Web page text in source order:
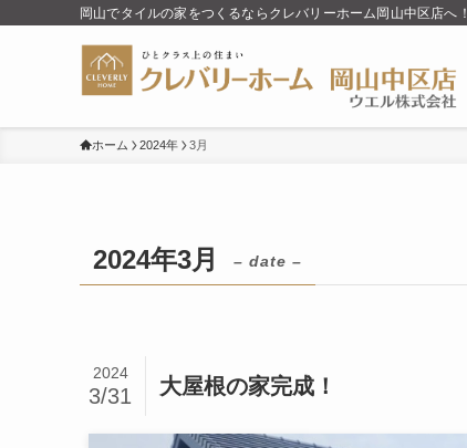
岡山でタイルの家をつくるならクレバリーホーム岡山中区店へ！
ホーム 2024年 3月
2024年3月 – date –
大屋根の家完成！
2024
3/31